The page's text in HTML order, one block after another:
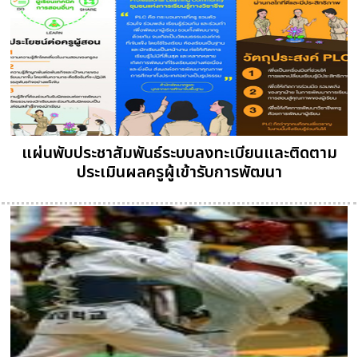
แผ่นพับประชาสัมพันธ์ระบบลงทะเบียนและติดตาม
ประเมินผลครูผู้เข้ารับการพัฒนา